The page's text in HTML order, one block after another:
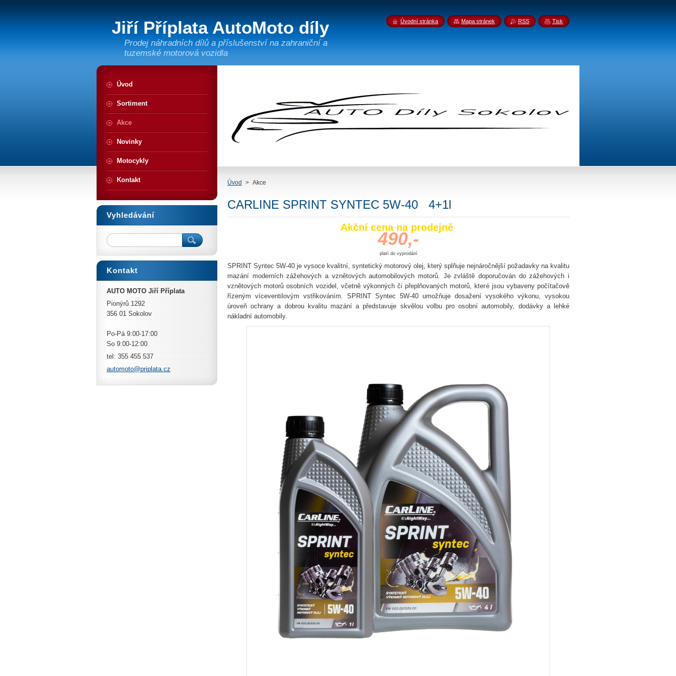
Jiří Příplata AutoMoto díly
Prodej náhradních dílů a příslušenství na zahraniční a
tuzemské motorová vozidla
Úvod > Akce
CARLINE SPRINT SYNTEC 5W-40 4+1l
Akční cena na prodejně
490,-
platí do vyprodání
SPRINT Syntec 5W-40 je vysoce kvalitní, syntetický motorový olej, který splňuje nejnáročnější požadavky na kvalitu
mazání moderních zážehových a vznětových automobilových motorů. Je zvláště doporučován do zážehových i
vznětových motorů osobních vozidel, včetně výkonných či přeplňovaných motorů, které jsou vybaveny počítačově
řízeným víceventilovým vstřikováním. SPRINT Syntec 5W-40 umožňuje dosažení vysokého výkonu, vysokou
úroveň ochrany a dobrou kvalitu mazání a představuje skvělou volbu pro osobní automobily, dodávky a lehké
nákladní automobily.
Úvod
Sortiment
Akce
Novinky
Motocykly
Kontakt
Vyhledávání
Kontakt
AUTO MOTO Jiří Příplata
Pionýrů 1292
356 01 Sokolov
Po-Pá 9:00-17:00
So 9:00-12:00
tel: 355 455 537
automoto@priplata.cz
Úvodní stránka Mapa stránek RSS Tisk